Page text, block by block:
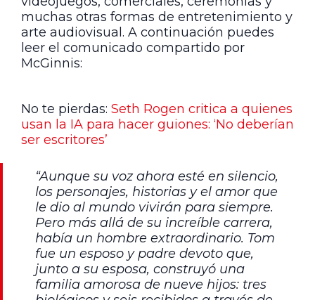
muchas otras formas de entretenimiento y
arte audiovisual. A continuación puedes
leer el comunicado compartido por
McGinnis:
No te pierdas: Seth Rogen critica a quienes
usan la IA para hacer guiones: ‘No deberían
ser escritores’
“Aunque su voz ahora esté en silencio,
los personajes, historias y el amor que
le dio al mundo vivirán para siempre.
Pero más allá de su increíble carrera,
había un hombre extraordinario. Tom
fue un esposo y padre devoto que,
junto a su esposa, construyó una
familia amorosa de nueve hijos: tres